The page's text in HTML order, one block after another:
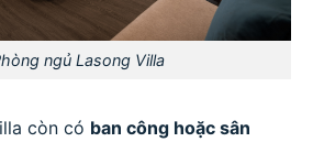
ngủ Lasong Villa
còn có ban công hoặc sân